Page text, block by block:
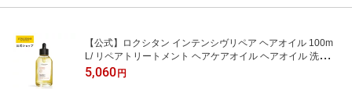
【公式】ロクシタン インテンシヴリペア ヘアオイル 100m
L/ リペアトリートメント ヘアケアオイル ヘアオイル 洗い流
さない ヘアトリートメント ヘアケア 洗い流さないトリート
メント トリートメント 髪 ダメージ パサつき ツヤ ホームケ
5,060円